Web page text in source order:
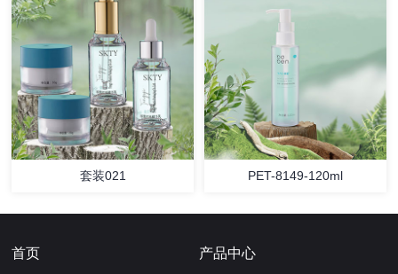
套装021 PET-8149-120ml
首页 产品中心